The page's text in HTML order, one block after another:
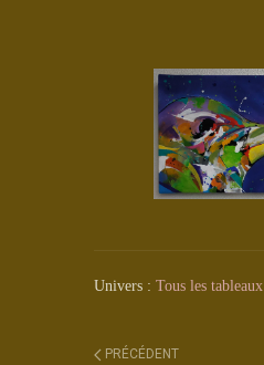
Univers : Tous les tableaux
PRÉCÉDENT